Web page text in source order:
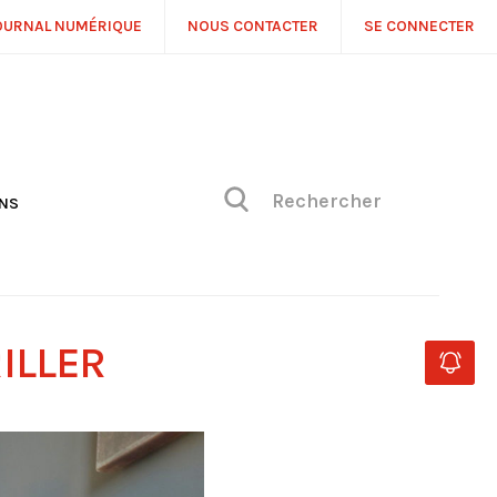
NUMÉRIQUE NOUS CONTACTER SE CONNECTER